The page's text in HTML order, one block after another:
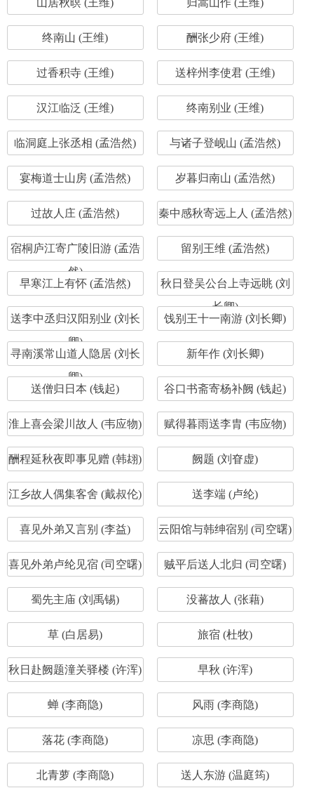
山居秋暝 (王维) 归嵩山作 (王维)
终南山 (王维) 酬张少府 (王维)
过香积寺 (王维) 送梓州李使君 (王维)
汉江临泛 (王维) 终南别业 (王维)
临洞庭上张丞相 (孟浩然) 与诸子登岘山 (孟浩然)
宴梅道士山房 (孟浩然) 岁暮归南山 (孟浩然)
过故人庄 (孟浩然) 秦中感秋寄远上人 (孟浩然)
宿桐庐江寄广陵旧游 (孟浩
然)
留别王维 (孟浩然)
早寒江上有怀 (孟浩然)
秋日登吴公台上寺远眺 (刘
长卿)
送李中丞归汉阳别业 (刘长
卿)
饯别王十一南游 (刘长卿)
寻南溪常山道人隐居 (刘长
卿)
新年作 (刘长卿)
送僧归日本 (钱起) 谷口书斋寄杨补阙 (钱起)
淮上喜会梁川故人 (韦应物) 赋得暮雨送李胄 (韦应物)
酬程延秋夜即事见赠 (韩翃) 阙题 (刘眘虚)
江乡故人偶集客舍 (戴叔伦) 送李端 (卢纶)
喜见外弟又言别 (李益) 云阳馆与韩绅宿别 (司空曙)
喜见外弟卢纶见宿 (司空曙) 贼平后送人北归 (司空曙)
蜀先主庙 (刘禹锡) 没蕃故人 (张藉)
草 (白居易) 旅宿 (杜牧)
秋日赴阙题潼关驿楼 (许浑) 早秋 (许浑)
蝉 (李商隐) 风雨 (李商隐)
落花 (李商隐) 凉思 (李商隐)
北青萝 (李商隐) 送人东游 (温庭筠)